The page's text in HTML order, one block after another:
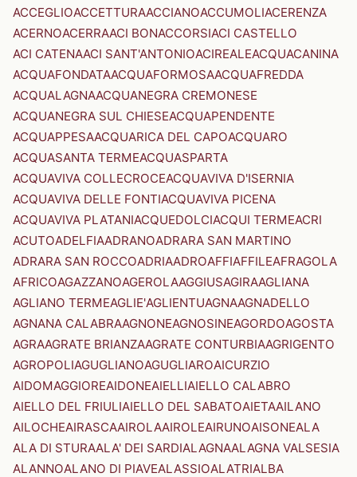
ACCEGLIOACCETTURAACCIANOACCUMOLIACERENZA
ACERNOACERRAACI BONACCORSIACI CASTELLO
ACI CATENAACI SANT'ANTONIOACIREALEACQUACANINA
ACQUAFONDATAACQUAFORMOSAACQUAFREDDA
ACQUALAGNAACQUANEGRA CREMONESE
ACQUANEGRA SUL CHIESEACQUAPENDENTE
ACQUAPPESAACQUARICA DEL CAPOACQUARO
ACQUASANTA TERMEACQUASPARTA
ACQUAVIVA COLLECROCEACQUAVIVA D'ISERNIA
ACQUAVIVA DELLE FONTIACQUAVIVA PICENA
ACQUAVIVA PLATANIACQUEDOLCIACQUI TERMEACRI
ACUTOADELFIAADRANOADRARA SAN MARTINO
ADRARA SAN ROCCOADRIAADROAFFIAFFILEAFRAGOLA
AFRICOAGAZZANOAGEROLAAGGIUSAGIRAAGLIANA
AGLIANO TERMEAGLIE'AGLIENTUAGNAAGNADELLO
AGNANA CALABRAAGNONEAGNOSINEAGORDOAGOSTA
AGRAAGRATE BRIANZAAGRATE CONTURBIAAGRIGENTO
AGROPOLIAGUGLIANOAGUGLIAROAICURZIO
AIDOMAGGIOREAIDONEAIELLIAIELLO CALABRO
AIELLO DEL FRIULIAIELLO DEL SABATOAIETAAILANO
AILOCHEAIRASCAAIROLAAIROLEAIRUNOAISONEALA
ALA DI STURAALA' DEI SARDIALAGNAALAGNA VALSESIA
ALANNOALANO DI PIAVEALASSIOALATRIALBA